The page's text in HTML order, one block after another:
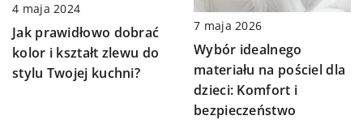
4 maja 2024
Jak prawidłowo dobrać
kolor i kształt zlewu do
stylu Twojej kuchni?
7 maja 2026
Wybór idealnego
materiału na pościel dla
dzieci: Komfort i
bezpieczeństwo